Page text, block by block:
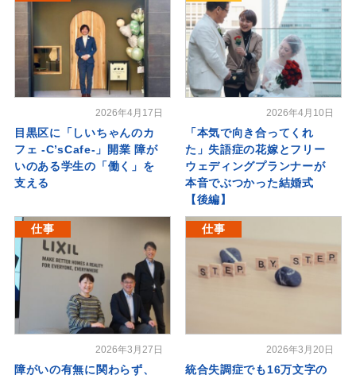
2026年4月17日
目黒区に「しいちゃんのカ
フェ -C’sCafe-」開業 障が
いのある学生の「働く」を
支える
2026年4月10日
「本気で向き合ってくれ
た」失語症の花嫁とフリー
ウェディングプランナーが
本音でぶつかった結婚式
【後編】
仕事
2026年3月27日
障がいの有無に関わらず、
仕事
2026年3月20日
統合失調症でも16万文字の